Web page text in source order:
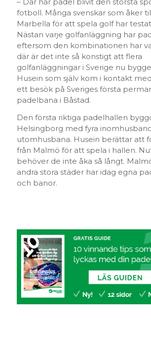
fotboll. Många svenskar som åker
Marbella för att spela golf har
Nästan varje golfanläggning har
eftersom den kombinationen har
där är det inte så konstigt att flera
golfanläggningar i Sverige nu
Husein som själv kom i kontakt
ett besök på Sveriges första
padelbana i Båstad.
Den första riktiga padelhallen
Helsingborg med fyra
utomhusbana. Husein berättar att
från Malmö för att spela i hallen.
behöver de inte åka så långt.
andra stora städer har idag egna
och banor.